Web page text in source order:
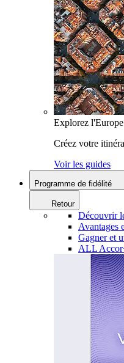
Explorez
Créez votre
Voir les guides
Programme de fidélité
Retour
Découvrir
Avantages
Gagner et
ALL